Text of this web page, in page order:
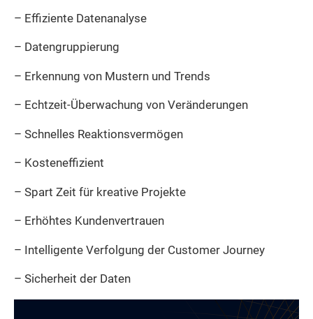
– Effiziente Datenanalyse
– Datengruppierung
– Erkennung von Mustern und Trends
– Echtzeit-Überwachung von Veränderungen
– Schnelles Reaktionsvermögen
– Kosteneffizient
– Spart Zeit für kreative Projekte
– Erhöhtes Kundenvertrauen
– Intelligente Verfolgung der Customer Journey
– Sicherheit der Daten